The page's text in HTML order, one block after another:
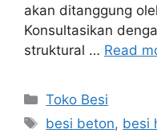
akan ditanggung
Konsultasikan
struktural … Read
Categories
Toko Besi
Tags
besi beton, besi